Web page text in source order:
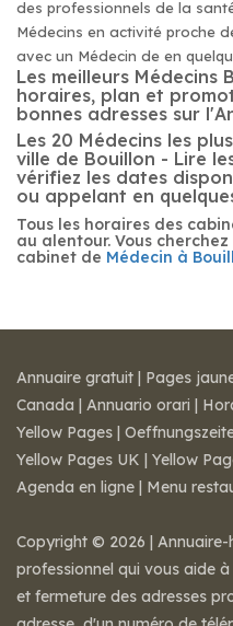
des professionnels de la
Médecins en activité proche
avec un Médecin de en
Les meilleurs Médecins
horaires, plan et
bonnes adresses sur
Les 20 Médecins les
ville de Bouillon - Lire
vérifiez les dates
ou appelant en
Tous les horaires des
au alentour. Vous
cabinet de Médecin à
Annuaire gratuit | Pages
Canada | Annuario orari |
Yellow Pages |
Yellow Pages UK | Yellow
Agenda en ligne | Menu
Copyright © 2026 | Annuaire-
professionnel qui vous aide
et fermeture des adresses